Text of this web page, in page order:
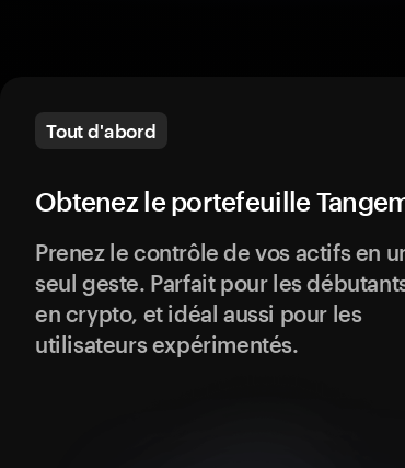
Tout d'abord
Obtenez le portefeuille
Prenez le contrôle de vos actifs en
seul geste. Parfait pour les
en crypto, et idéal aussi pour les
utilisateurs expérimentés.